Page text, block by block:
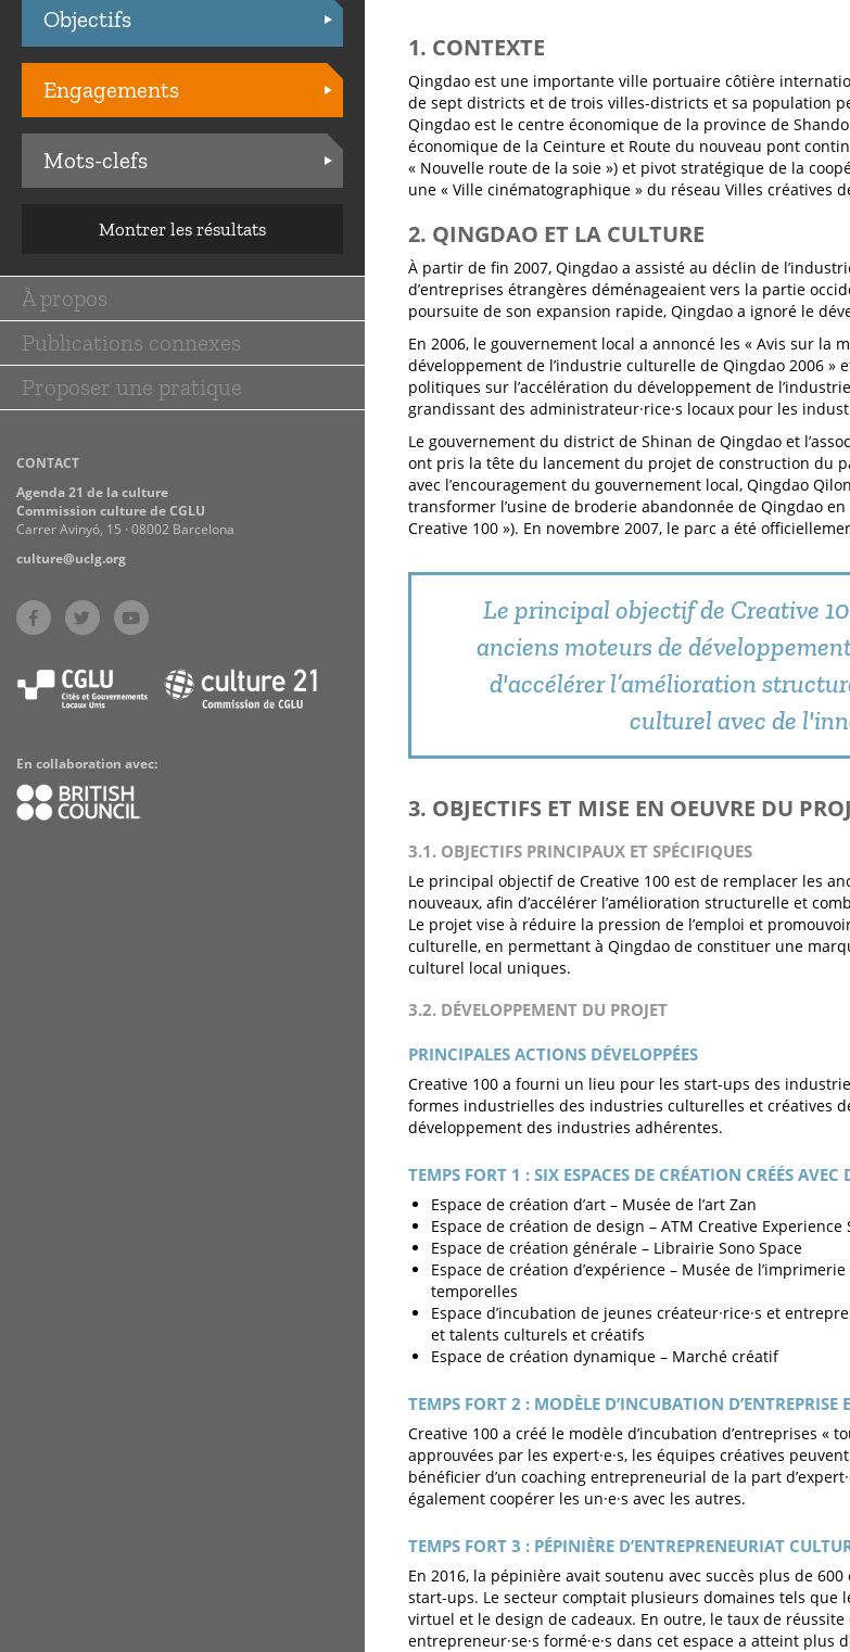
Practices
Objectifs
Engagements
Mots-clefs
Montrer les résultats
Main
navigation
À propos
Publications connexes
Proposer une pratique
CONTACT
Agenda 21 de la culture
Commission culture de CGLU
Carrer Avinyó, 15 · 08002 Barcelona
culture@uclg.org
En collaboration avec:
1. CONTEXTE
Qingdao est une importante ville portuaire côtière
de sept districts et de trois villes-districts et sa population
Qingdao est le centre économique de la province de
économique de la Ceinture et Route du nouveau pont
« Nouvelle route de la soie ») et pivot stratégique de la
une « Ville cinématographique » du réseau Villes créatives de
2. QINGDAO ET LA CULTURE
À partir de fin 2007, Qingdao a assisté au déclin de
d’entreprises étrangères déménageaient vers la partie
poursuite de son expansion rapide, Qingdao a ignoré le
En 2006, le gouvernement local a annoncé les « Avis sur la
développement de l’industrie culturelle de Qingdao 2006 »
politiques sur l’accélération du développement de
grandissant des administrateur·rice·s locaux pour les
Le gouvernement du district de Shinan de Qingdao et
ont pris la tête du lancement du projet de construction du
avec l’encouragement du gouvernement local, Qingdao
transformer l’usine de broderie abandonnée de Qingdao
Creative 100 »). En novembre 2007, le parc a été
Le principal objectif de Creative
anciens moteurs de
d'accélérer l’amélioration
culturel avec de
3. OBJECTIFS ET MISE EN OEUVRE DU
3.1. OBJECTIFS PRINCIPAUX ET SPÉCIFIQUES
Le principal objectif de Creative 100 est de remplacer les
nouveaux, afin d’accélérer l’amélioration structurelle et
Le projet vise à réduire la pression de l’emploi et
culturelle, en permettant à Qingdao de constituer une
culturel local uniques.
3.2. DÉVELOPPEMENT DU PROJET
PRINCIPALES ACTIONS DÉVELOPPÉES
Creative 100 a fourni un lieu pour les start-ups des
formes industrielles des industries culturelles et créatives
développement des industries adhérentes.
TEMPS FORT 1 : SIX ESPACES DE CRÉATION CRÉÉS AVEC
Espace de création d’art – Musée de l’art Zan
Espace de création de design – ATM Creative Experience
Espace de création générale – Librairie Sono Space
Espace de création d’expérience – Musée de
temporelles
Espace d’incubation de jeunes créateur·rice·s et
et talents culturels et créatifs
Espace de création dynamique – Marché créatif
TEMPS FORT 2 : MODÈLE D’INCUBATION D’ENTREPRISE
Creative 100 a créé le modèle d’incubation d’entreprises «
approuvées par les expert·e·s, les équipes créatives
bénéficier d’un coaching entrepreneurial de la part
également coopérer les un·e·s avec les autres.
TEMPS FORT 3 : PÉPINIÈRE D’ENTREPRENEURIAT
En 2016, la pépinière avait soutenu avec succès plus de
start-ups. Le secteur comptait plusieurs domaines tels que
virtuel et le design de cadeaux. En outre, le taux de
entrepreneur·se·s formé·e·s dans cet espace a atteint plus